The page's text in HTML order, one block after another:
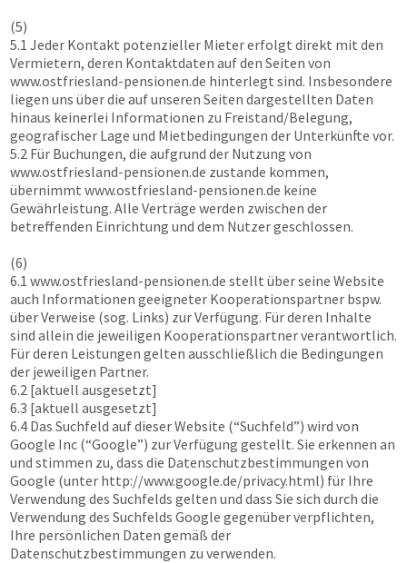
(5)
5.1 Jeder Kontakt potenzieller Mieter erfolgt direkt mit den
Vermietern, deren Kontaktdaten auf den Seiten von
www.ostfriesland-pensionen.de hinterlegt sind. Insbesondere
liegen uns über die auf unseren Seiten dargestellten Daten
hinaus keinerlei Informationen zu Freistand/Belegung,
geografischer Lage und Mietbedingungen der Unterkünfte vor.
5.2 Für Buchungen, die aufgrund der Nutzung von
www.ostfriesland-pensionen.de zustande kommen,
übernimmt www.ostfriesland-pensionen.de keine
Gewährleistung. Alle Verträge werden zwischen der
betreffenden Einrichtung und dem Nutzer geschlossen.
(6)
6.1 www.ostfriesland-pensionen.de stellt über seine Website
auch Informationen geeigneter Kooperationspartner bspw.
über Verweise (sog. Links) zur Verfügung. Für deren Inhalte
sind allein die jeweiligen Kooperationspartner verantwortlich.
Für deren Leistungen gelten ausschließlich die Bedingungen
der jeweiligen Partner.
6.2 [aktuell ausgesetzt]
6.3 [aktuell ausgesetzt]
6.4 Das Suchfeld auf dieser Website (“Suchfeld”) wird von
Google Inc (“Google”) zur Verfügung gestellt. Sie erkennen an
und stimmen zu, dass die Datenschutzbestimmungen von
Google (unter http://www.google.de/privacy.html) für Ihre
Verwendung des Suchfelds gelten und dass Sie sich durch die
Verwendung des Suchfelds Google gegenüber verpflichten,
Ihre persönlichen Daten gemäß der
Datenschutzbestimmungen zu verwenden.